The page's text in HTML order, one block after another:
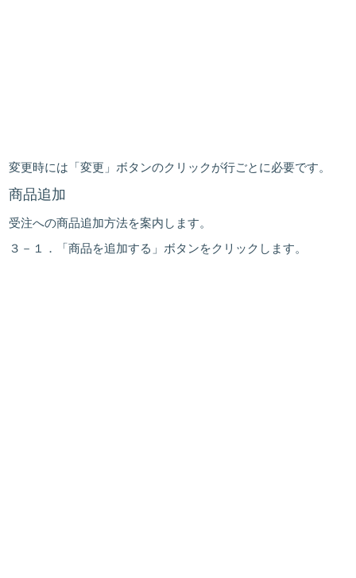
変更時には「変更」ボタンのクリックが行ごとに必要です。
商品追加
受注への商品追加方法を案内します。
３－１．「商品を追加する 」ボタンをクリックします。